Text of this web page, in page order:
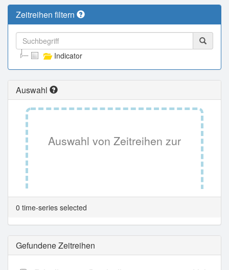
Zeitreihen filtern
Indicator
Auswahl
Auswahl von Zeitreihen zur
Tabellenansicht.
0 time-series selected
Gefundene Zeitreihen